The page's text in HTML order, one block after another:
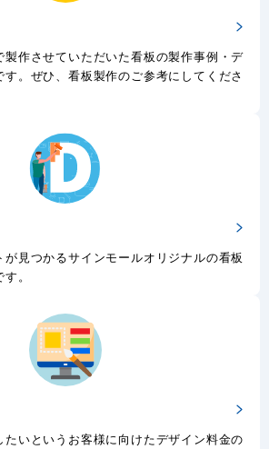
作させていただいた看板の製作事例・デ
。ぜひ、看板製作のご参考にしてくださ
見つかるサインモールオリジナルの看板
。
いというお客様に向けたデザイン料金の